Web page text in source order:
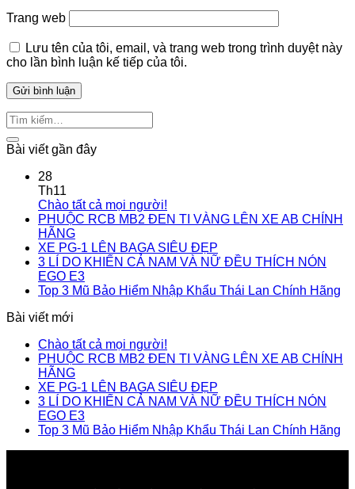
Trang web
Lưu tên của tôi, email, và trang web trong trình duyệt này
cho lần bình luận kế tiếp của tôi.
Bài viết gần đây
28
Th11
Chào tất cả mọi người!
PHUỘC RCB MB2 ĐEN TI VÀNG LÊN XE AB CHÍNH
HÃNG
XE PG-1 LÊN BAGA SIÊU ĐẸP
3 LÍ DO KHIẾN CẢ NAM VÀ NỮ ĐỀU THÍCH NÓN
EGO E3
Top 3 Mũ Bảo Hiểm Nhập Khẩu Thái Lan Chính Hãng
Bài viết mới
Chào tất cả mọi người!
PHUỘC RCB MB2 ĐEN TI VÀNG LÊN XE AB CHÍNH
HÃNG
XE PG-1 LÊN BAGA SIÊU ĐẸP
3 LÍ DO KHIẾN CẢ NAM VÀ NỮ ĐỀU THÍCH NÓN
EGO E3
Top 3 Mũ Bảo Hiểm Nhập Khẩu Thái Lan Chính Hãng